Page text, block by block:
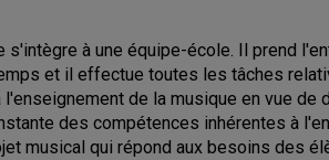
à une équipe-école. Il prend
et il effectue toutes les tâches
de la musique en vue de
des compétences inhérentes à
musical qui répond aux besoins des